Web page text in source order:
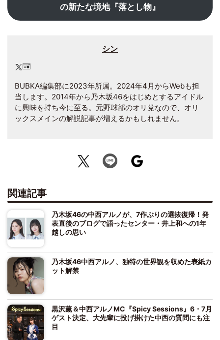
の新たな境地『落とし物』
シン
BUBKA編集部に2023年所属。2024年4月からWebも担
当します。2014年から乃木坂46をはじめとするアイドル
に興味を持ち今に至る。元野球部のオリ党なので、オリ
ックスメインの解説記事が増えるかもしれません。
関連記事
乃木坂46の中西アルノが、7作ぶりの選抜復帰！発
表直後のブログで語ったセンター・井上和への1年
越しの思い
乃木坂46中西アルノ、独特の世界観を収めた表紙カ
ット解禁
黒沢薫＆中西アルノMC『Spicy Sessions』6・7月
ゲスト決定、大先輩に投げ掛けた中西の質問にも注
目